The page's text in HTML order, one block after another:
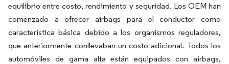
equilibrio entre costo, rendimiento y seguridad. Los OEM han
comenzado a ofrecer airbags para el conductor como
característica básica debido a los organismos reguladores,
que anteriormente conllevaban un costo adicional. Todos los
automóviles de gama alta están equipados con airbags,